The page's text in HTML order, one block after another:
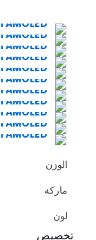
الوزن
ماركة
لون
تخصيص